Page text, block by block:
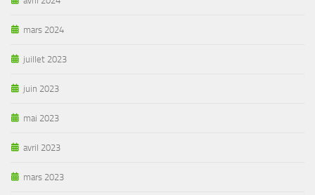
mars 2024
juillet 2023
juin 2023
mai 2023
avril 2023
mars 2023